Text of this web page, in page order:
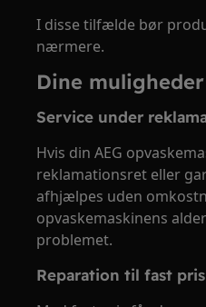
I disse tilfælde bør
nærmere.
Dine muligheder
Service under
Hvis din AEG
reklamationsret eller
afhjælpes uden
opvaskemaskinens
problemet.
Reparation til fast pris